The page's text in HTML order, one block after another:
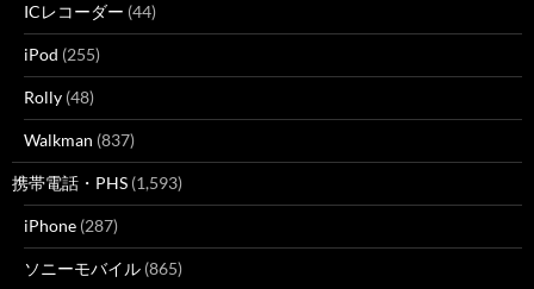
ICレコーダー (44)
iPod (255)
Rolly (48)
Walkman (837)
携帯電話・PHS (1,593)
iPhone (287)
ソニーモバイル (865)